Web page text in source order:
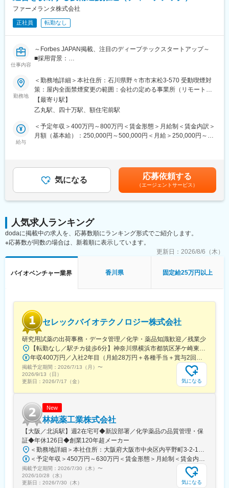
国家プロジェクトや大手企業との共同研究も進行中で、日本のも
のづくりに新しい常識を生み出す挑戦を続けています。
ション機会も豊富です。現場の方から情報を引き出すためのコミ
■中途入社者からの声
もフラットに議論できる」「自社開発の教育システムで学びなが
らスピード成長」「国家プロジェクトや大手企業との共同研究に
■フルリモート勤務
全国に顧客を有し、自社開発の教育ソフトがあるなど、日本全国
どこからでも勤務可能です。実際に隔月出社のペースで働いてい
※入社後1か月は社員を知る目的で出社を頂きます。
・製造業の「当たり前」を変える新技術である、プロセスインフ
ォマティクス（PI）で、カンや試行錯誤に頼る開発から、データ
駆動のスマートなプロセスへ。僅かな実データからデジタルツイ
ンを作り、仮想実験で最適条件を瞬時に導きます。結果、開発期
・仲間はAIエンジニアや大手企業出身者など多彩なメンバーで構
成され、資金調達も完了しています。
・国家プロジェクトや大手企業との共同研究も進行中で、日本の
ものづくりに新しい常識を生み出す挑戦を続けています。
ファーメランタ株式会社
正社員 転勤なし
仕事内容
～Forbes JAPAN掲載、注目のディープテックスタートアップ～
■採用背景：
づくり拠点を構築するスタートアップです。創業以来、パイプラ
インと外部連携を拡大しており、R&D・事業開発・経営の「あい
だ」を担う新規ポジションを募集します。
■ポジション概要：
研究と事業をつなぐ現場に近い距離で、技術評価・協力関係検
討・新技術導入に横断的に関わるエントリー～ジュニア向けポジ
ションです。外部の研究者・企業・CDMO・ベンダーとの連携プ
い方を歓迎します。
7カ国以上のメンバーが集う国際チームで、海外との共同研究・技
術連携・事業連携が日常的に進んでいます。
の作成補助
◇新規PJT候補の技術的フィージビリティ検討の補助（文献調
査、社内データ収集、関係部署との調整等）
◇顧客・共同研究先・CDMO・ベンダーなど外部ステークホルダ
席、フォローアップ）
◇AIツール、ラボオートメーション、先端分析機器などの新技術
導入における情報収集、デモ調整、評価結果の整理
◇プロジェクト・パートナー・技術動向に関する社内データベー
ス/トラッカーの更新・管理
■仕事魅力：
◇R&D・BD・経営の交差点で、会社の技術判断と提携判断のプロ
セスを学べる
れられる
◇スタートアップらしいスピード感の中で、専門性と実務経験を
急速に広げられる
◇海外パートナー訪問や国際学会への出張機会など、国内外でグ
ローバルな実務経験を積める
◇石川を拠点としつつ、能力・役割に応じてフルリモートも相談
可能
変更の範囲：会社の定める業務
勤務地
＜勤務地詳細＞本社住所：石川県野々市市末松3-570 受動喫煙対
策：屋内全面禁煙変更の範囲：会社の定める事業所（リモートワ
ーク含む）
【最寄り駅】
乙丸駅、四十万駅、額住宅前駅
給与
＜予定年収＞400万円～800万円＜賃金形態＞月給制＜賃金内訳＞
月額（基本給）：250,000円～500,000円＜月給＞250,000円～
す。月給(月額)は固定手当を含めた表記です。
気になる 応募依頼する
（エージェントサービス）
人気求人ランキング
dodaに掲載中の求人を、応募数順にランキング形式でご紹介します。
※応募数が同数の場合は、新着順に表示しています。
更新日： 2026/8/6（木）
バイオベンチャー業界 香川県 固定給25万円以上
セレックバイオテクノロジー株式会社
研究用試薬の出荷事務・データ管理／化学・薬品知識歓迎／残業少
掲載予定期間： 2026/7/13（月） 〜
2026/9/13（日）
更新日： 2026/7/17（金） 気になる
New
林純薬工業株式会社
【大阪／北浜駅】週2在宅可◆新設部署／化学薬品の品質管理・保
証◆年休126日◆創業120年超メーカー
掲載予定期間： 2026/7/30（木） 〜
2026/10/28（水）
更新日： 2026/7/30（木） 気になる